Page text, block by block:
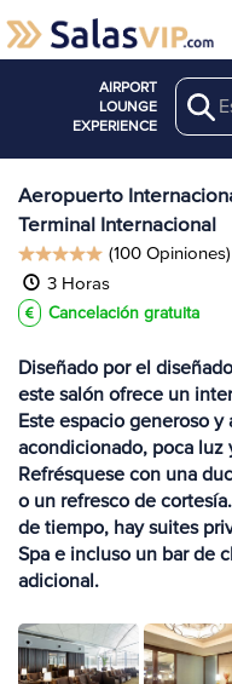
AIRPORT
LOUNGE
EXPERIENCE
Salas en KTI
Aeropuerto
Terminal Internacional
(100 Opiniones)
3 Horas
Cancelación gratuita
Diseñado por el
este salón ofrece un
Este espacio generoso
acondicionado, poca luz
Refrésquese con una
o un refresco de
de tiempo, hay suites
Spa e incluso un bar de
adicional.